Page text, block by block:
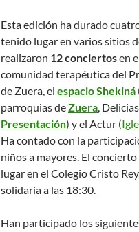
Esta edición ha durado
tenido lugar en varios sitios
realizaron 12 conciertosen
comunidad terapéutica del
de Zuera, el espacio Shekiná
parroquias deZuera,
Presentación) y el Actur (
Ha contado con la
niños a mayores. El
lugar en el Colegio Cristo
solidaria a las 18:30.
Han participado los